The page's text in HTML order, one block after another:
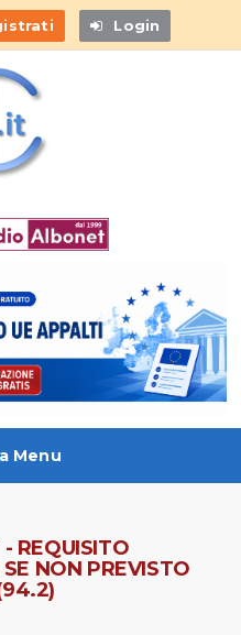
Login
Menu
REQUISITO
NON PREVISTO